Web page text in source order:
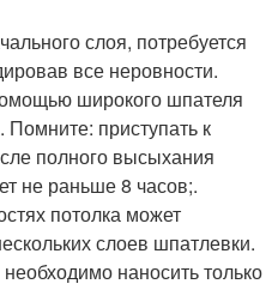
слоя, потребуется
все неровности.
широкого шпателя
приступать к
полного высыхания
не раньше 8 часов;.
потолка может
слоев шпатлевки.
наносить только